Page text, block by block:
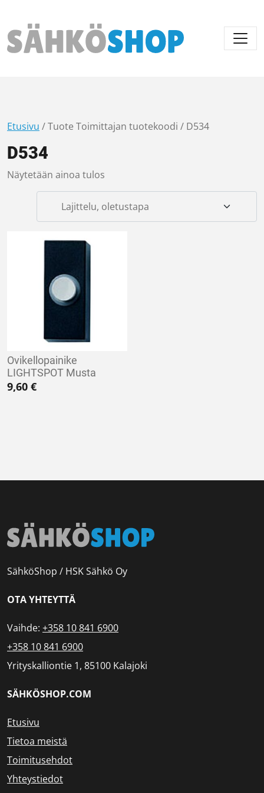
Päävalikko
Etusivu / Tuote Toimittajan tuotekoodi / D534
D534
Näytetään ainoa tulos
Ovikellopainike
LIGHTSPOT Musta
9,60 €
SähköShop / HSK Sähkö Oy
OTA YHTEYTTÄ
Vaihde: +358 10 841 6900
+358 10 841 6900
Yrityskalliontie 1, 85100 Kalajoki
SÄHKÖSHOP.COM
Etusivu
Tietoa meistä
Toimitusehdot
Yhteystiedot